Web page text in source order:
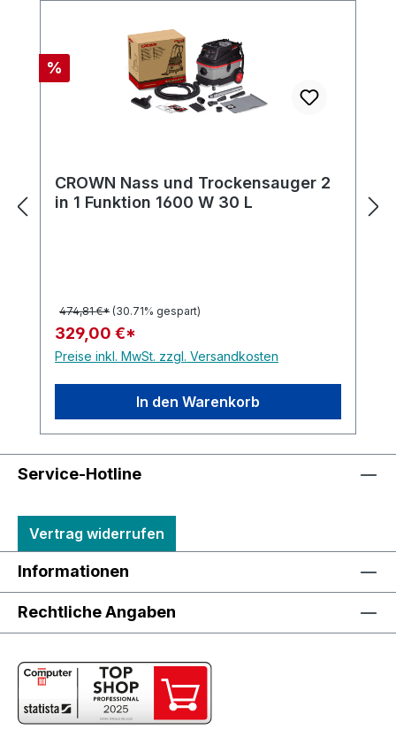
Rabatt
%
CROWN Nass und Trockensauger 2
in 1 Funktion 1600 W 30 L
474,81 €* (30.71% gespart)
329,00 €*
Preise inkl. MwSt. zzgl. Versandkosten
In den Warenkorb
Service-Hotline
Vertrag widerrufen
Informationen
Rechtliche Angaben